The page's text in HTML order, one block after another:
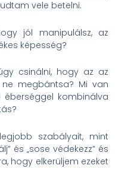
vele betelni.
jól manipulálsz, az
képesség?
csinálni, hogy az az
megbántsa? Mi van
kombinálva
szabályait, mint
és „sose védekezz” és
hogy elkerüljem ezeket